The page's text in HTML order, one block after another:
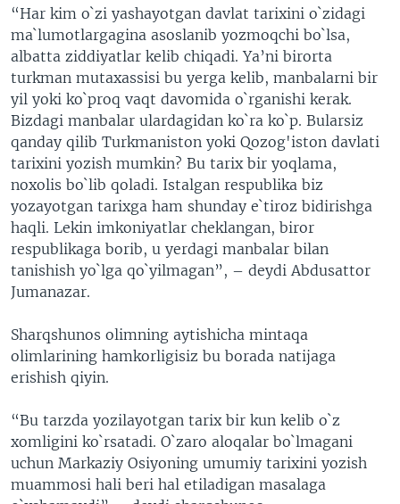
“Har kim o`zi yashayotgan davlat tarixini o`zidagi
ma`lumotlargagina asoslanib yozmoqchi bo`lsa,
albatta ziddiyatlar kelib chiqadi. Ya’ni birorta
turkman mutaxassisi bu yerga kelib, manbalarni bir
yil yoki ko`proq vaqt davomida o`rganishi kerak.
Bizdagi manbalar ulardagidan ko`ra ko`p. Bularsiz
qanday qilib Turkmaniston yoki Qozog'iston davlati
tarixini yozish mumkin? Bu tarix bir yoqlama,
noxolis bo`lib qoladi. Istalgan respublika biz
yozayotgan tarixga ham shunday e`tiroz bidirishga
haqli. Lekin imkoniyatlar cheklangan, biror
respublikaga borib, u yerdagi manbalar bilan
tanishish yo`lga qo`yilmagan”, – deydi Abdusattor
Jumanazar.
Sharqshunos olimning aytishicha mintaqa
olimlarining hamkorligisiz bu borada natijaga
erishish qiyin.
“Bu tarzda yozilayotgan tarix bir kun kelib o`z
xomligini ko`rsatadi. O`zaro aloqalar bo`lmagani
uchun Markaziy Osiyoning umumiy tarixini yozish
muammosi hali beri hal etiladigan masalaga